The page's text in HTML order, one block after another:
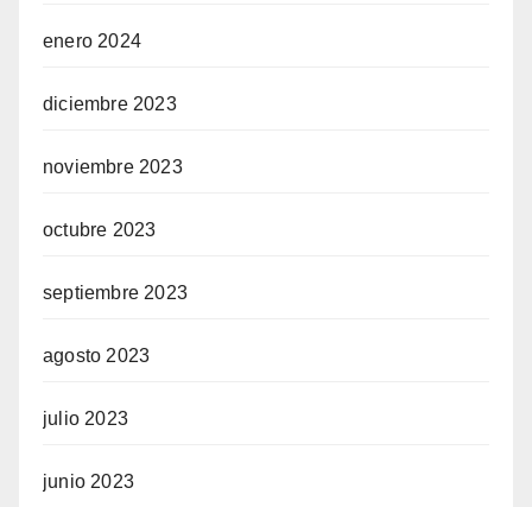
enero 2024
diciembre 2023
noviembre 2023
octubre 2023
septiembre 2023
agosto 2023
julio 2023
junio 2023